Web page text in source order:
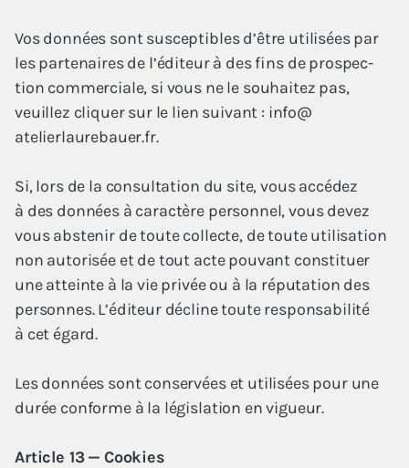
Vos don­nées sont sus­cep­tibles d’être uti­li­sées par
les par­te­naires de l’é­di­teur à des fins de pros­pec­
tion com­mer­ciale, si vous ne le sou­hai­tez pas,
veuillez cli­quer sur le lien sui­vant : info@​
atelierlaurebauer.​fr.
Si, lors de la consul­ta­tion du site, vous accé­dez
à des don­nées à carac­tère per­son­nel, vous devez
vous abs­te­nir de toute col­lecte, de toute uti­li­sa­tion
non auto­ri­sée et de tout acte pou­vant consti­tuer
une atteinte à la vie pri­vée ou à la répu­ta­tion des
per­sonnes. L’é­di­teur décline toute res­pon­sa­bi­li­té
à cet égard.
Les don­nées sont conser­vées et uti­li­sées pour une
durée conforme à la légis­la­tion en vigueur.
Article 13— Cookies